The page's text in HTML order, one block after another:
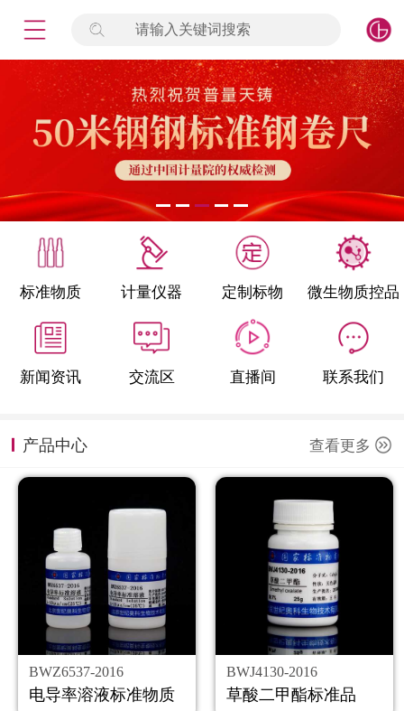
请输入关键词搜索
标准物质 计量仪器 定制标物 微生物质控品
新闻资讯 交流区 直播间 联系我们
产品中心 查看更多
BWZ6537-2016
电导率溶液标准物质
BWJ4130-2016
草酸二甲酯标准品
点击登录
签到
标准物质
产品专项
微生物检测/质控品
定制标物
定制仪器
新闻资讯
公司主页
购物车
会员中心
联系我们